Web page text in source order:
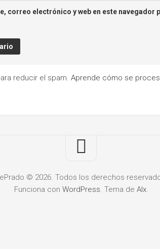
correo electrónico y web en este navegador
reducir el spam. Aprende cómo se
© 2026. Todos los derechos
Funciona con WordPress. Tema de Alx.